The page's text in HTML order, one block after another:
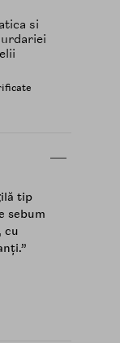
si
tip
sebum
cu